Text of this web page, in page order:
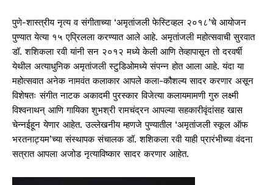
पुणे-शास्त्रीय नृत्य व संगीताच्या ‘अमृतांजली फेस्टिव्हल २०१८’चे आयोजन
पुण्यात येत्या १५ एप्रिलला करण्यात आले आहे. अमृतांजली महोत्सवाची सुरवात
डॉ. शशिकला रवी यांनी सन २०१२ मध्ये केली आणि तेव्हापासून तो दरवर्षी
येथील अत्याधुनिक अमृतांजली स्टुडिओमध्ये संपन्न होत आला आहे. यंदा या
महोत्सवात अनेक नामवंत कलाकार आपले कला-कौशल्य सादर करणार असून
विशेषतः संगीत नाटक अकादमी पुरस्कार विजेत्या कलायमामणी गुरु लक्ष्मी
विश्वनाथन् आणि गायिका शुभश्री रामचंद्रन आपल्या सहकारीवृंदांसह खास
चेन्नईहून येणार आहेत. उल्लेखनीय म्हणजे पुण्यातील ‘अमृतांजली स्कूल ऑफ
भरतनाट्यम’च्या संस्थापक संचालक डॉ. शशिकला रवी याही प्रारंभीच्या वंदना
सत्रात आपला अजोड नृत्याविष्कार सादर करणार आहेत.